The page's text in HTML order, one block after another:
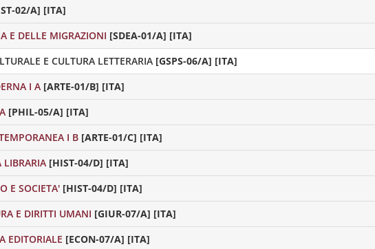
02/A] [ITA]
E DELLE MIGRAZIONI [SDEA-01/A] [ITA]
E CULTURA LETTERARIA [GSPS-06/A] [ITA]
I A [ARTE-01/B] [ITA]
[PHIL-05/A] [ITA]
I B [ARTE-01/C] [ITA]
LIBRARIA [HIST-04/D] [ITA]
E SOCIETA' [HIST-04/D] [ITA]
E DIRITTI UMANI [GIUR-07/A] [ITA]
EDITORIALE [ECON-07/A] [ITA]